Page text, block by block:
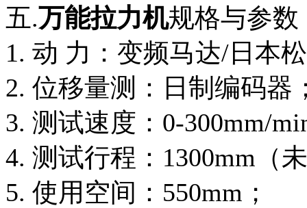
五.万能拉力机规格与参数
1. 动 力：变频马达/日本
2. 位移量测：日制编码器
3. 测试速度：0-300mm/
4. 测试行程：1300mm（
5. 使用空间：550mm；